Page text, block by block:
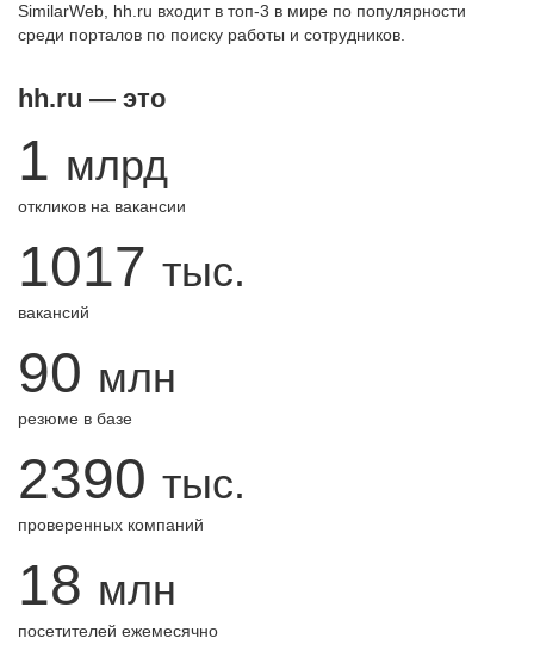
SimilarWeb, hh.ru входит в топ-3 в мире по популярности
среди порталов по поиску работы и сотрудников.
hh.ru — это
1 млрд
откликов на вакансии
1017 тыс.
вакансий
90 млн
резюме в базе
2390 тыс.
проверенных компаний
18 млн
посетителей ежемесячно